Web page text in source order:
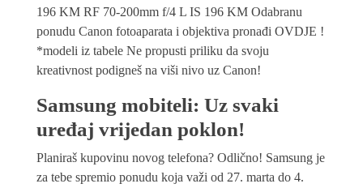
196 KM RF 70-200mm f/4 L IS 196 KM Odabranu
ponudu Canon fotoaparata i objektiva pronađi OVDJE !
*modeli iz tabele Ne propusti priliku da svoju
kreativnost podigneš na viši nivo uz Canon!
Samsung mobiteli: Uz svaki
uređaj vrijedan poklon!
Planiraš kupovinu novog telefona? Odlično! Samsung je
za tebe spremio ponudu koja važi od 27. marta do 4.